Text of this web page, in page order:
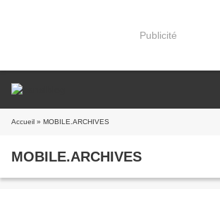
Publicité
Accueil » MOBILE.ARCHIVES
MOBILE.ARCHIVES